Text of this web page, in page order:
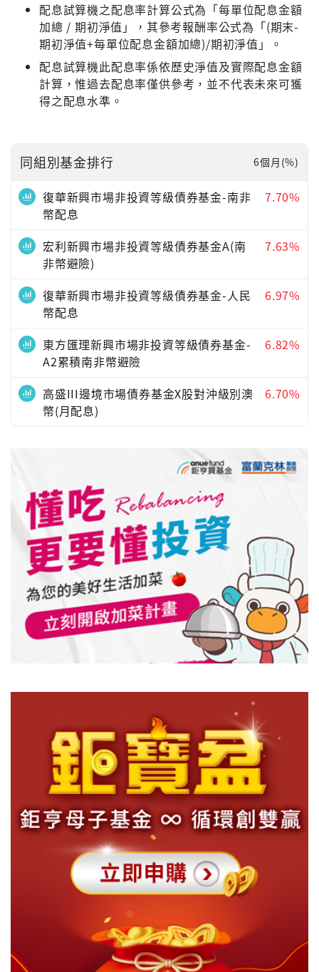
配息試算機之配息率計算公式為「每單位配息金額
加總 / 期初淨值」，其參考報酬率公式為「(期末-
期初淨值+每單位配息金額加總)/期初淨值」。
配息試算機此配息率係依歷史淨值及實際配息金額
計算，惟過去配息率僅供參考，並不代表未來可獲
得之配息水準。
同組別基金排行 6個月(%)
復華新興市場非投資等級債券基金-南非
幣配息
7.70%
宏利新興市場非投資等級債券基金A(南
非幣避險)
7.63%
復華新興市場非投資等級債券基金-人民
幣配息
6.97%
東方匯理新興市場非投資等級債券基金-
A2累積南非幣避險
6.82%
高盛III邊境市場債券基金X股對沖級別澳
幣(月配息)
6.70%